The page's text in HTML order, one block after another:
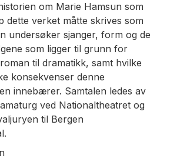
om Marie Hamsun som
dette verket måtte skrives som
undersøker sjanger, form og de
som ligger til grunn for
til dramatikk, samt hvilke
konsekvenser denne
innebærer. Samtalen ledes av
ved Nationaltheatret og
til Bergen